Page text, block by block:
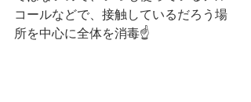
コールなどで、接触しているだろう場
所を中心に全体を消毒☝️